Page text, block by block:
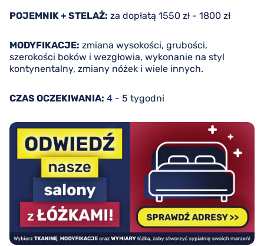
POJEMNIK + STELAŻ: za dopłatą 1550 zł - 1800 zł
MODYFIKACJE: zmiana wysokości, grubości,
szerokości boków i wezgłowia, wykonanie na styl
kontynentalny, zmiany nóżek i wiele innych.
CZAS OCZEKIWANIA: 4 - 5 tygodni